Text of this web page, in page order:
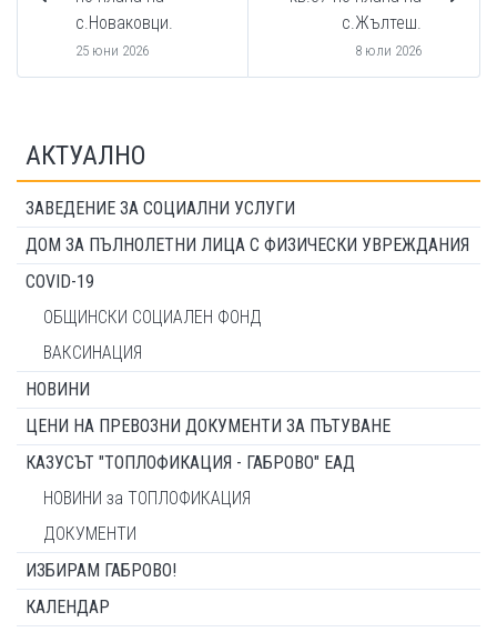
с.Новаковци.
25 юни 2026
с.Жълтеш.
8 юли 2026
АКТУАЛНО
ЗАВЕДЕНИЕ ЗА СОЦИАЛНИ УСЛУГИ
ДОМ ЗА ПЪЛНОЛЕТНИ ЛИЦА С ФИЗИЧЕСКИ УВРЕЖДАНИЯ
COVID-19
ОБЩИНСКИ СОЦИАЛЕН ФОНД
ВАКСИНАЦИЯ
НОВИНИ
ЦЕНИ НА ПРЕВОЗНИ ДОКУМЕНТИ ЗА ПЪТУВАНЕ
КАЗУСЪТ "ТОПЛОФИКАЦИЯ - ГАБРОВО" ЕАД
НОВИНИ за ТОПЛОФИКАЦИЯ
ДОКУМЕНТИ
ИЗБИРАМ ГАБРОВО!
КАЛЕНДАР